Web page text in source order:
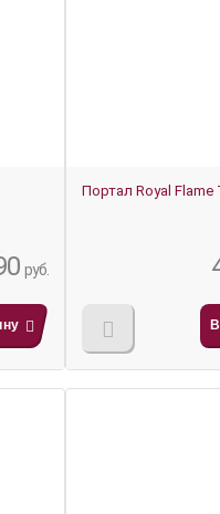
руб.
Портал Royal Flame